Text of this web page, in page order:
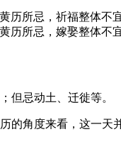
历所忌，祈福整体不
历所忌，嫁娶整体不
但忌动土、迁徙等。
的角度来看，这一